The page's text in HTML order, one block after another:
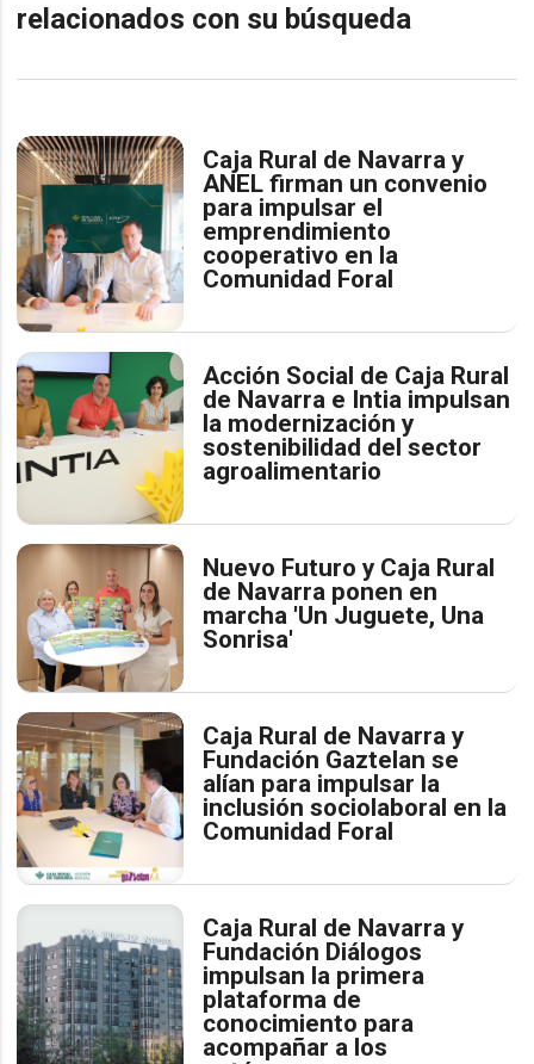
relacionados con su búsqueda
Caja Rural de Navarra y
ANEL firman un convenio
para impulsar el
emprendimiento
cooperativo en la
Comunidad Foral
Acción Social de Caja Rural
de Navarra e Intia impulsan
la modernización y
sostenibilidad del sector
agroalimentario
Nuevo Futuro y Caja Rural
de Navarra ponen en
marcha 'Un Juguete, Una
Sonrisa'
Caja Rural de Navarra y
Fundación Gaztelan se
alían para impulsar la
inclusión sociolaboral en la
Comunidad Foral
Caja Rural de Navarra y
Fundación Diálogos
impulsan la primera
plataforma de
conocimiento para
acompañar a los